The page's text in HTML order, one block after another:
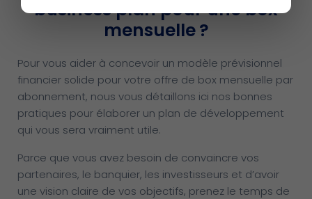
business plan pour une box
mensuelle ?
Pour vous aider à concevoir un modèle prévisionnel
financier solide pour votre offre de box mensuelle par
abonnement, nous vous détaillons ici nos bonnes
pratiques pour élaborer un plan de développement
qui vous sera vraiment utile.
Parce que vous avez besoin de convaincre vos
partenaires, le banquier, les investisseurs et d’avoir
une vision claire de vos objectifs, prenez le temps de